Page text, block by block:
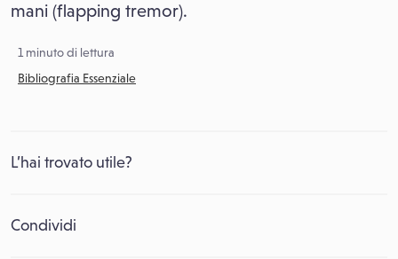
mani (flapping tremor).
1 minuto di lettura
Bibliografia Essenziale
L’hai trovato utile?
Condividi